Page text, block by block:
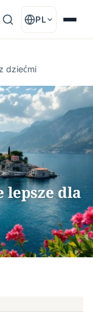
PL
dziećmi
lepsze dla